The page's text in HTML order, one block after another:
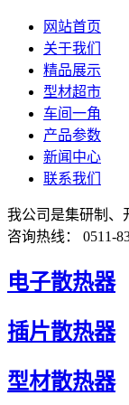
网站首页
关于我们
精品展示
型材超市
车间一角
产品参数
新闻中心
联系我们
我公司是集研制、
咨询热线： 0511-
电子散热器
插片散热器
型材散热器